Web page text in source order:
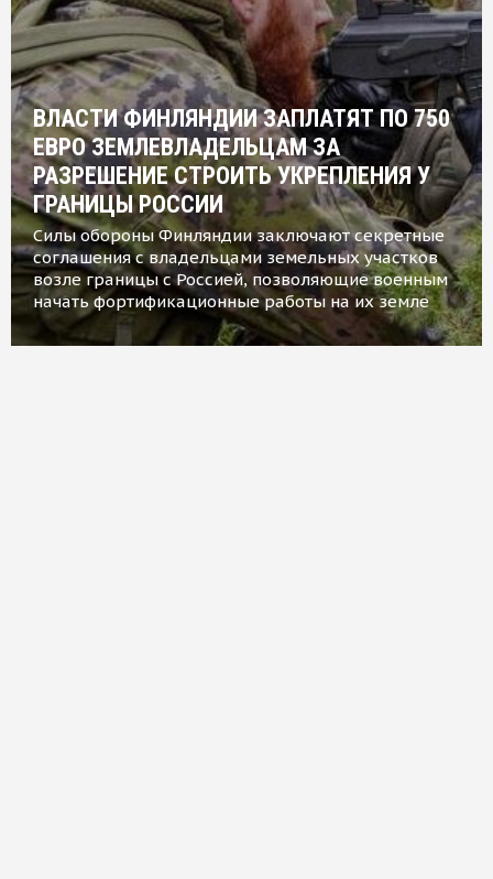
ВЛАСТИ ФИНЛЯНДИИ ЗАПЛАТЯТ ПО 750
ЕВРО ЗЕМЛЕВЛАДЕЛЬЦАМ ЗА
РАЗРЕШЕНИЕ СТРОИТЬ УКРЕПЛЕНИЯ У
ГРАНИЦЫ РОССИИ
Силы обороны Финляндии заключают секретные
соглашения с владельцами земельных участков
возле границы с Россией, позволяющие военным
начать фортификационные работы на их земле